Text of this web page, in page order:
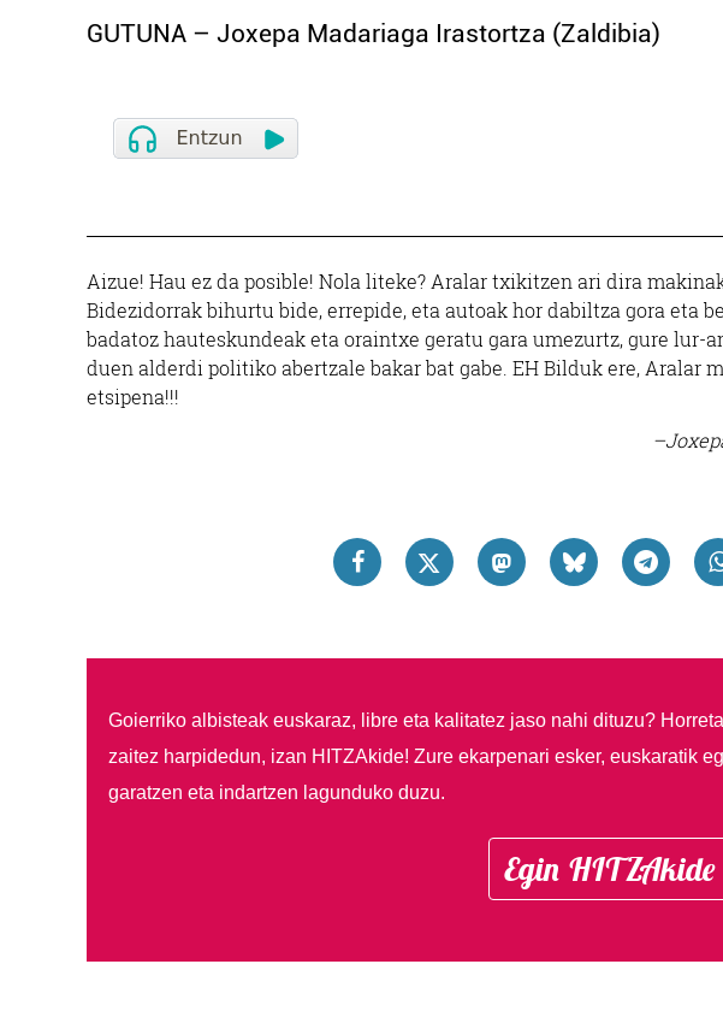
GUTUNA – Joxepa Madariaga Irastortza (Zaldibia)
Aizue! Hau ez da posible! Nola liteke? Aralar txikitzen ari dira
Bidezidorrak bihurtu bide, errepide, eta autoak hor dabiltza gora eta
badatoz hauteskundeak eta oraintxe geratu gara umezurtz, gure lur-
duen alderdi politiko abertzale bakar bat gabe. EH Bilduk ere, Aralar
etsipena!!!
Goierriko albisteak euskaraz, libre eta kalitatez jaso nahi dituzu?
zaitez harpidedun, izan HITZAkide! Zure ekarpenari esker, euskaratik
garatzen eta indartzen lagunduko duzu.
Egin HITZAkide